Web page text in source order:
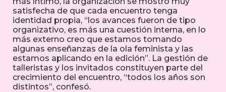
satisfecha de que cada encuentro tenga
identidad propia, “los avances fueron de tipo
organizativo, es más una cuestión interna, en lo
más externo creo que estamos tomando
algunas enseñanzas de la ola feminista y las
estamos aplicando en la edición”. La gestión de
talleristas y los invitados constituyen parte del
crecimiento del encuentro, “todos los años son
distintos”, confesó.